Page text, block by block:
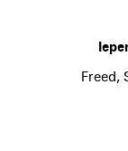
Freed,